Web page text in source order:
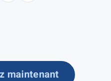
maintenant